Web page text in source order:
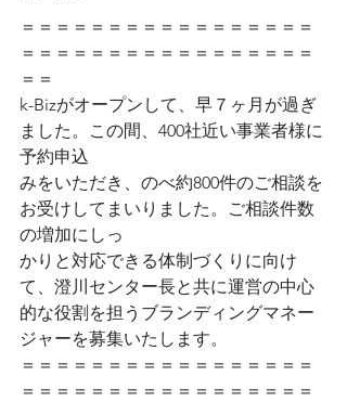
＝＝＝＝＝＝＝＝＝＝＝＝＝＝＝＝＝
＝＝＝＝＝＝＝＝＝＝＝＝＝＝＝＝＝
＝＝
k-Bizがオープンして、早７ヶ月が過ぎ
ました。この間、400社近い事業者様に
予約申込
みをいただき、のべ約800件のご相談を
お受けしてまいりました。ご相談件数
の増加にしっ
かりと対応できる体制づくりに向け
て、澄川センター長と共に運営の中心
的な役割を担うブランディングマネー
ジャーを募集いたします。
＝＝＝＝＝＝＝＝＝＝＝＝＝＝＝＝＝
＝＝＝＝＝＝＝＝＝＝＝＝＝＝＝＝＝